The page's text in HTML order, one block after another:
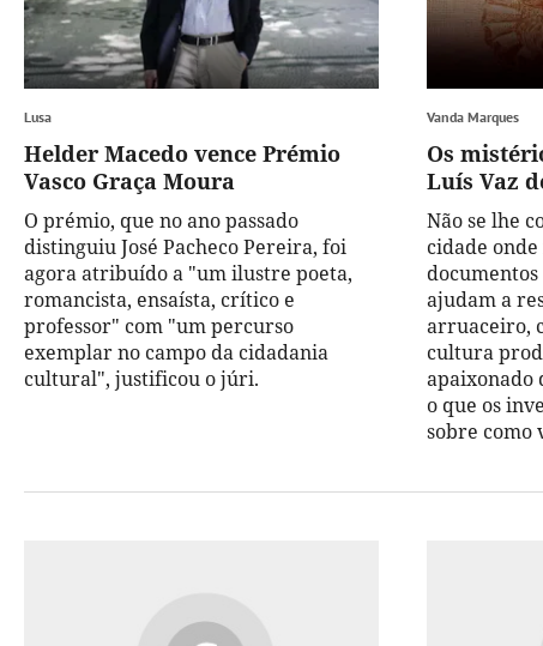
Lusa
Helder Macedo vence Prémio
Vasco Graça Moura
O prémio, que no ano passado
distinguiu José Pacheco Pereira, foi
agora atribuído a "um ilustre poeta,
romancista, ensaísta, crítico e
professor" com "um percurso
exemplar no campo da cidadania
cultural", justificou o júri.
Vanda Marques
Os
Luís Vaz
Não se lhe
cidade
ajudam a
arruaceiro,
cultura
apaixonado
o que os
sobre como